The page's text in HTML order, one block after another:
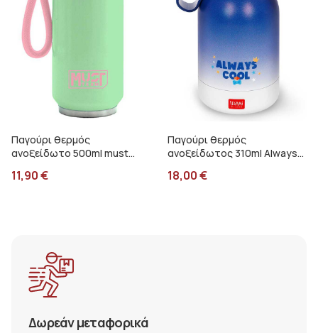
Παγούρι θερμός
ανοξείδωτο 500ml must
11,90€
Παγούρι θερμός
ανοξείδωτος 310ml Always
KSSB0007
18,00€
Δωρεάν μεταφορικά